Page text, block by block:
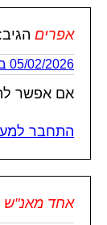
אפרים הגיב:
05/02/2026 בשעה 11:59:19
אם אפשר
התחבר
אחד מאנ"ש